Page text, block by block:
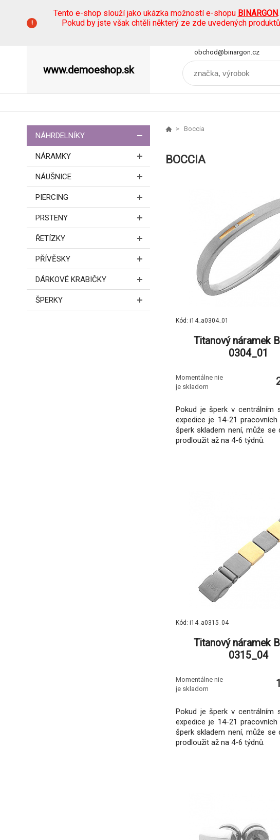
Tento e-shop slouží jako ukázka možností e-shopu BINARGON
Pokud by jste však chtěli některý ze zde uvedených
www.demoeshop.sk
obchod@binargon.cz
NÁHRDELNÍKY
NÁRAMKY
NÁUŠNICE
PIERCING
PRSTENY
ŘETÍZKY
PŘÍVĚSKY
DÁRKOVÉ KRABIČKY
ŠPERKY
Boccia
BOCCIA
Kód: i14_a0304_01
Titanový náramek
0304_01
Momentálne nie
je skladom
Pokud je šperk v centrálním
expedice je 14-21 pracovních
šperk skladem není, může se
prodloužit až na 4-6 týdnů.
Kód: i14_a0315_04
Titanový náramek
0315_04
Momentálne nie
je skladom
Pokud je šperk v centrálním
expedice je 14-21 pracovních
šperk skladem není, může se
prodloužit až na 4-6 týdnů.